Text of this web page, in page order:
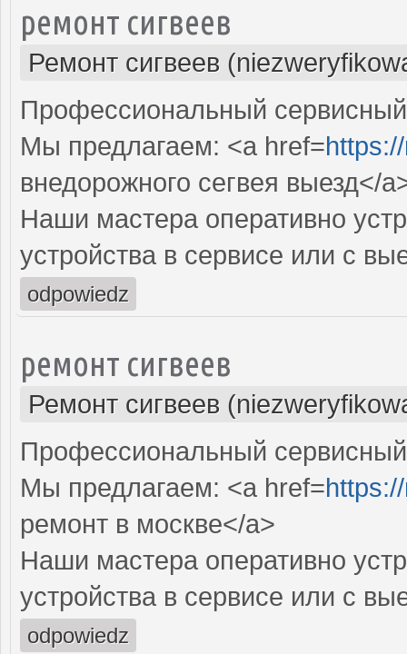
ремонт сигвеев
Ремонт сигвеев
Профессиональный
Мы предлагаем: <a href=
внедорожного сегвея выезд</
Наши мастера оперативно
устройства в сервисе или с
odpowiedz
ремонт сигвеев
Ремонт сигвеев
Профессиональный
Мы предлагаем: <a href=
ремонт в москве</a>
Наши мастера оперативно
устройства в сервисе или с
odpowiedz